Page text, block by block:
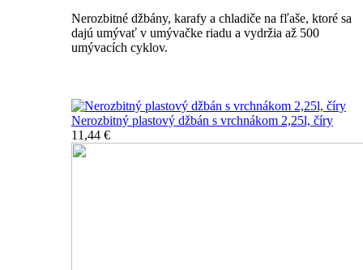
Nerozbitné džbány, karafy a chladiče na fľaše, ktoré sa
dajú umývať v umývačke riadu a vydržia až 500
umývacích cyklov.
Nerozbitný plastový džbán s vrchnákom 2,25l, číry
11,44 €